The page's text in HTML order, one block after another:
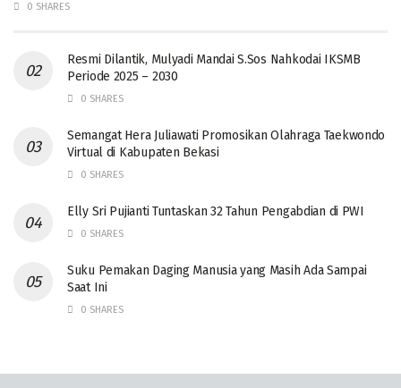
0 SHARES
Resmi Dilantik, Mulyadi Mandai S.Sos Nahkodai IKSMB
Periode 2025 – 2030
0 SHARES
Semangat Hera Juliawati Promosikan Olahraga Taekwondo
Virtual di Kabupaten Bekasi
0 SHARES
Elly Sri Pujianti Tuntaskan 32 Tahun Pengabdian di PWI
0 SHARES
‎Suku Pemakan Daging Manusia yang Masih Ada Sampai
Saat Ini
0 SHARES